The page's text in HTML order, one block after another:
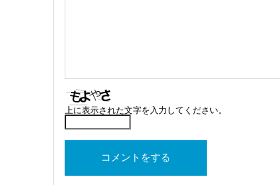
上に表示された文字を入力してください。